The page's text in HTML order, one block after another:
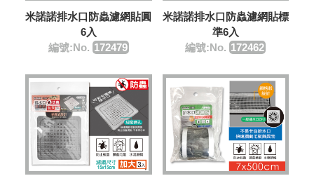
米諾諾排水口防蟲濾網貼圓
6入
編號:No. 172479
米諾諾排水口防蟲濾網貼標
準6入
編號:No. 172462